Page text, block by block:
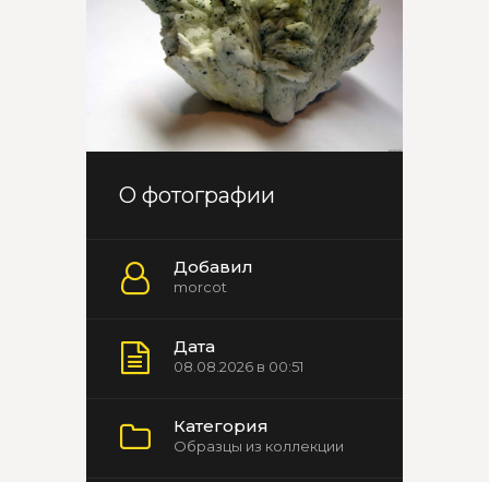
О фотографии
Добавил
morcot
Дата
08.08.2026 в 00:51
Категория
Образцы из коллекции